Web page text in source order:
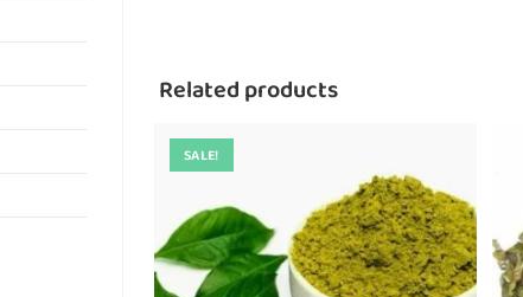
Related products
SALE!